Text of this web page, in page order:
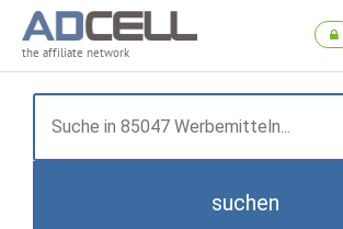
the affiliate network
suchen